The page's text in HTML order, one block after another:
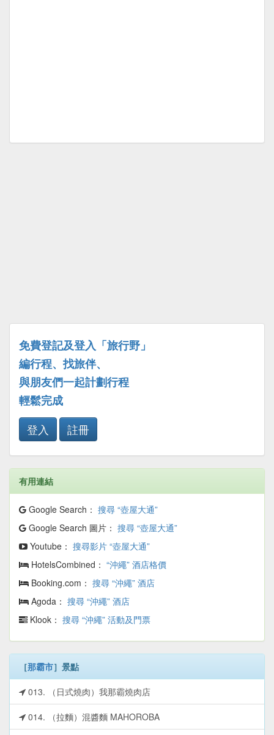
免費登記及登入「旅行野」
編行程、找旅伴、
與朋友們一起計劃行程
輕鬆完成
登入
註冊
有用連結
Google Search： 搜尋 “壺屋大通”
Google Search 圖片： 搜尋 “壺屋大通”
Youtube： 搜尋影片 “壺屋大通”
HotelsCombined： “沖繩” 酒店格價
Booking.com： 搜尋 “沖繩” 酒店
Agoda： 搜尋 “沖繩” 酒店
Klook： 搜尋 “沖繩” 活動及門票
［那霸市］景點
013. （日式燒肉）我那霸燒肉店
014. （拉麵）混醬麵 MAHOROBA